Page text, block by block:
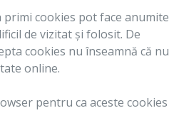
primi cookies pot face anumite
de vizitat și folosit. De
cookies nu înseamnă că nu
online.
pentru ca aceste cookies